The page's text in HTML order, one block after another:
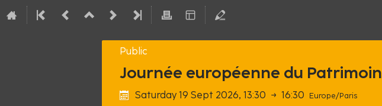
Public
Journée européenne du
Saturday 19 Sept 2026, 13:30 → 16:30 Europe/Paris